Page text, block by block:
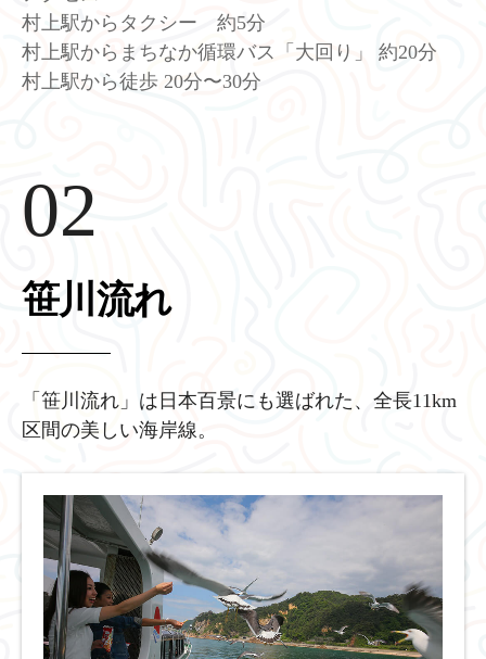
村上駅からタクシー 約5分
村上駅からまちなか循環バス「大回り」 約20分
村上駅から徒歩 20分〜30分
02
笹川流れ
「笹川流れ」は日本百景にも選ばれた、全長11km
区間の美しい海岸線。